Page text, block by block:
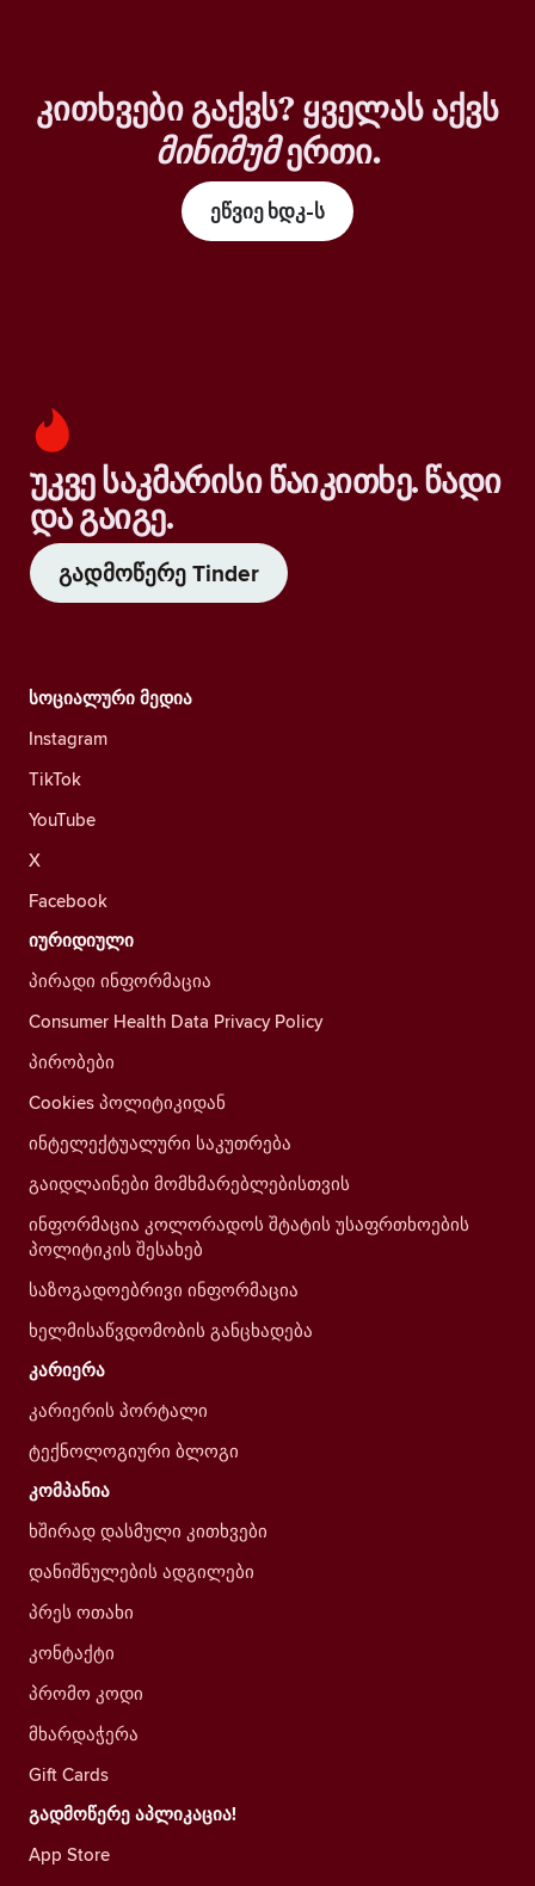
კითხვები გაქვს? ყველას აქვს
მინიმუმერთი.
ეწვიე ხდკ-ს
უკვე საკმარისი წაიკითხე. წადი
და გაიგე.
გადმოწერე Tinder
სოციალური მედია
Instagram
TikTok
YouTube
X
Facebook
იურიდიული
პირადი ინფორმაცია
Consumer Health Data Privacy Policy
პირობები
Cookies პოლიტიკიდან
ინტელექტუალური საკუთრება
გაიდლაინები მომხმარებლებისთვის
ინფორმაცია კოლორადოს შტატის უსაფრთხოების
პოლიტიკის შესახებ
საზოგადოებრივი ინფორმაცია
ხელმისაწვდომობის განცხადება
კარიერა
კარიერის პორტალი
ტექნოლოგიური ბლოგი
კომპანია
ხშირად დასმული კითხვები
დანიშნულების ადგილები
პრეს ოთახი
კონტაქტი
პრომო კოდი
მხარდაჭერა
Gift Cards
გადმოწერე აპლიკაცია!
App Store